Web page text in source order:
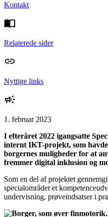
Kontakt
Relaterede sider
Nyttige links
1. februar 2023
I efteråret 2022 igangsatte
internt IKT-projekt, som
borgernes muligheder for at
fremmer digital inklusion og
Som en del af projektet
specialområdet et
undervisning, prøveindsatser i